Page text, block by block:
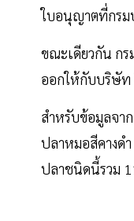
ใบอนุญาตที่กรม
ขณะเดียวกัน กร
ออกให้กับบริษัท
สำหรับข้อมูลจา
ปลาหมอสีคางด
ปลาชนิดนี้รวม